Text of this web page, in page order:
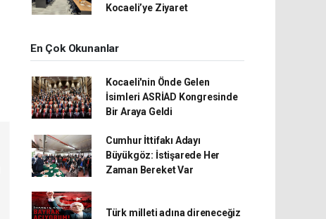
Kocaeli’ye Ziyaret
En Çok Okunanlar
Kocaeli'nin Önde Gelen
İsimleri ASRİAD Kongresinde
Bir Araya Geldi
Cumhur İttifakı Adayı
Büyükgöz: İstişarede Her
Zaman Bereket Var
Türk milleti adına direneceğiz